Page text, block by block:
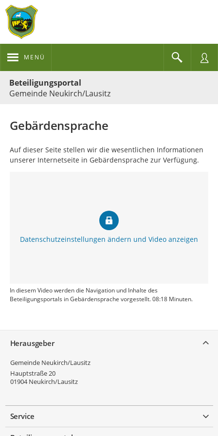
MENÜ
Beteiligungsportal
Gemeinde Neukirch/Lausitz
Gebärdensprache
Auf dieser Seite stellen wir die wesentlichen Informationen
unserer Internetseite in Gebärdensprache zur Verfügung.
Datenschutzeinstellungen ändern und Video anzeigen
In diesem Video werden die Navigation und Inhalte des
Beteiligungsportals in Gebärdensprache vorgestellt. 08:18 Minuten.
Herausgeber
Gemeinde Neukirch/Lausitz
Hauptstraße 20
01904 Neukirch/Lausitz
Service